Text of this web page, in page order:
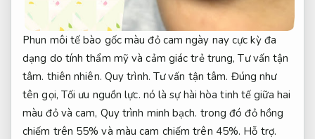
Phun môi tế bào gốc màu đỏ cam ngày nay cực kỳ đa
dạng do tính thẩm mỹ và cảm giác trẻ trung,Tư vấn tận
tâm. thiên nhiên. Quy trình. Tư vấn tận tâm. Đúng như
tên gọi, Tối ưu nguồn lực. nó là sự hài hòa tinh tế giữa hai
màu đỏ và cam, Quy trình minh bạch. trong đó đỏ hồng
chiếm trên 55% và màu cam chiếm trên 45%. Hỗ trợ.